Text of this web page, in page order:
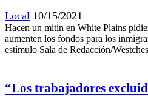
Local 10/15/2021
Hacen un mitin en White Plains
aumenten los fondos para los
estímulo Sala de Redacción/
“Los trabajadores